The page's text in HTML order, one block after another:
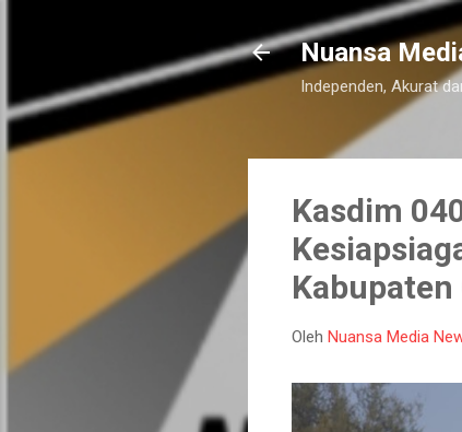
Nuansa
Independen, Akurat
Kasdim
Kabupaten
Oleh Nuansa Media